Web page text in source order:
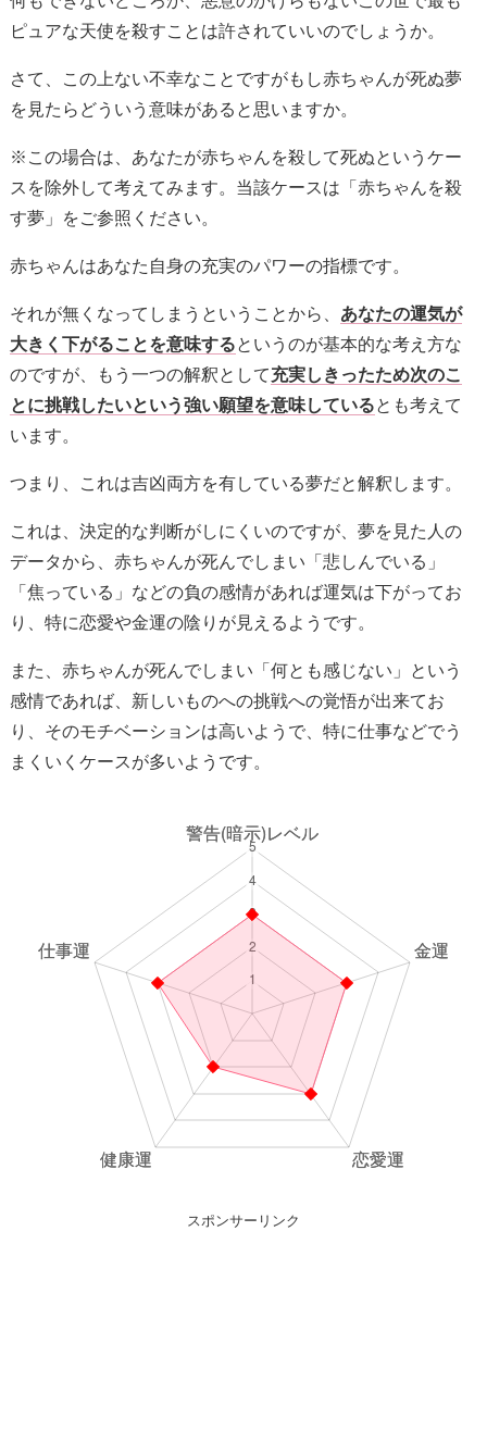
ピュアな天使を殺すことは許されていいのでしょうか。
さて、この上ない不幸なことですがもし赤ちゃんが死ぬ夢
を見たらどういう意味があると思いますか。
※この場合は、あなたが赤ちゃんを殺して死ぬというケー
スを除外して考えてみます。当該ケースは「赤ちゃんを殺
す夢」をご参照ください。
赤ちゃんはあなた自身の充実のパワーの指標です。
それが無くなってしまうということから、 あなたの運気が
大きく下がることを意味するというのが基本的な考え方な
のですが、もう一つの解釈として充実しきったため次のこ
とに挑戦したいという強い願望を意味しているとも考えて
います。
つまり、これは吉凶両方を有している夢だと解釈します。
これは、決定的な判断がしにくいのですが、夢を見た人の
データから、赤ちゃんが死んでしまい「悲しんでいる」
「焦っている」などの負の感情があれば運気は下がってお
り、特に恋愛や金運の陰りが見えるようです。
また、赤ちゃんが死んでしまい「何とも感じない」という
感情であれば、新しいものへの挑戦への覚悟が出来てお
り、そのモチベーションは高いようで、特に仕事などでう
まくいくケースが多いようです。
スポンサーリンク